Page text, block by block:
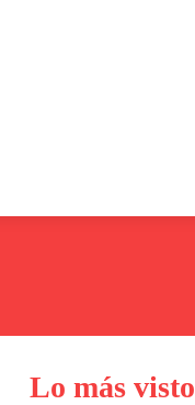
Lo más visto